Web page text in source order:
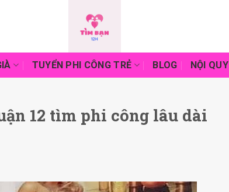
TUYỂN PHI CÔNG TRẺ BLOG NỘI QUY
12 tìm phi công lâu dài